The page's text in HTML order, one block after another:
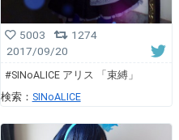
5003
1274
2017/09/20
#SINoALICE アリス 「束縛」
検索： SINoALICE